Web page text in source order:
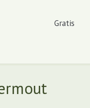
Gratis